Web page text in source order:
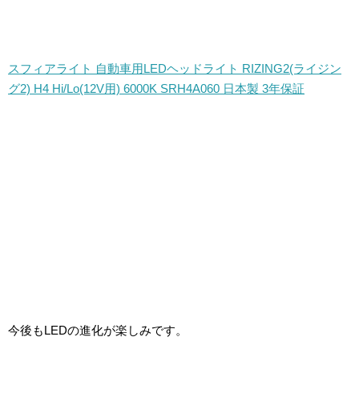
スフィアライト 自動車用LEDヘッドライト RIZING2(ライジン
グ2) H4 Hi/Lo(12V用) 6000K SRH4A060 日本製 3年保証
今後もLEDの進化が楽しみです。